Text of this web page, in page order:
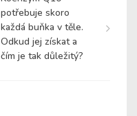
potřebuje skoro
každá buňka v těle.
Odkud jej získat a
čím je tak důležitý?